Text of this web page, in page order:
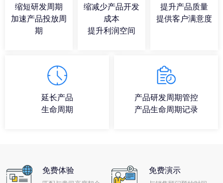
缩短研发周期
加速产品投放周
期
缩减少产品开发
成本
提升利润空间
提升产品质量
提供客户满意度
延长产品
生命周期
产品研发周期管控
产品生命周期记录
免费体验 免费演示